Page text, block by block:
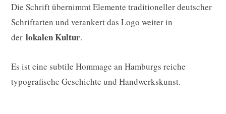
Die Schrift übernimmt Elemente traditioneller deutscher
Schriftarten und verankert das Logo weiter in
der lokalen Kultur.
Es ist eine subtile Hommage an Hamburgs reiche
typografische Geschichte und Handwerkskunst.